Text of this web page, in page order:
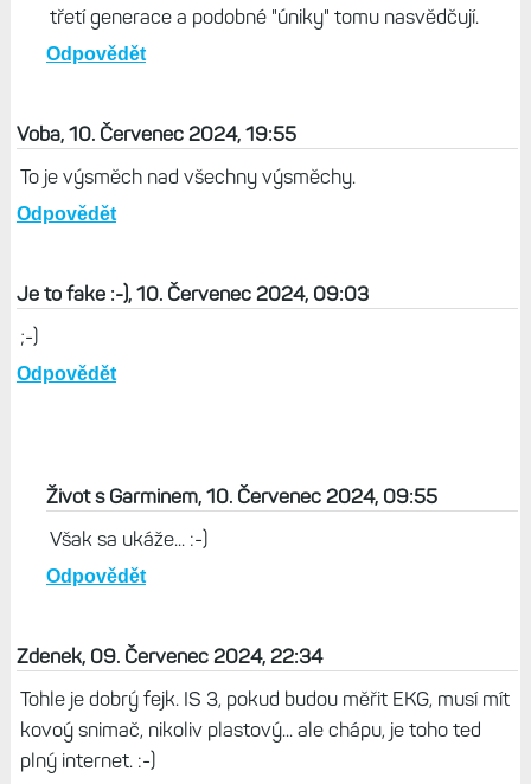
třetí generace a podobné "úniky" tomu nasvědčují.
Odpovědět
Voba, 10. Červenec 2024, 19:55
To je výsměch nad všechny výsměchy.
Odpovědět
Je to fake :-), 10. Červenec 2024, 09:03
;-)
Odpovědět
Život s Garminem, 10. Červenec 2024, 09:55
Však sa ukáže... :-)
Odpovědět
Zdenek, 09. Červenec 2024, 22:34
Tohle je dobrý fejk. IS 3, pokud budou měřit EKG, musí mít
kovoý snimač, nikoliv plastový... ale chápu, je toho ted
plný internet. :-)